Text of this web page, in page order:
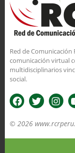
Red de Comunicación
comunicación virtual
multidisciplinarios
social.
© 2026